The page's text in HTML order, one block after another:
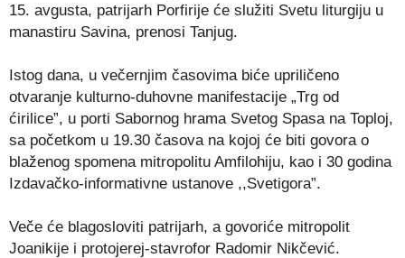
15. avgusta, patrijarh Porfirije će služiti Svetu liturgiju u
manastiru Savina, prenosi Tanjug.
Istog dana, u večernjim časovima biće upriličeno
otvaranje kulturno-duhovne manifestacije „Trg od
ćirilice”, u porti Sabornog hrama Svetog Spasa na Toploj,
sa početkom u 19.30 časova na kojoj će biti govora o
blaženog spomena mitropolitu Amfilohiju, kao i 30 godina
Izdavačko-informativne ustanove ,,Svetigora”.
Veče će blagosloviti patrijarh, a govoriće mitropolit
Joanikije i protojerej-stavrofor Radomir Nikčević.